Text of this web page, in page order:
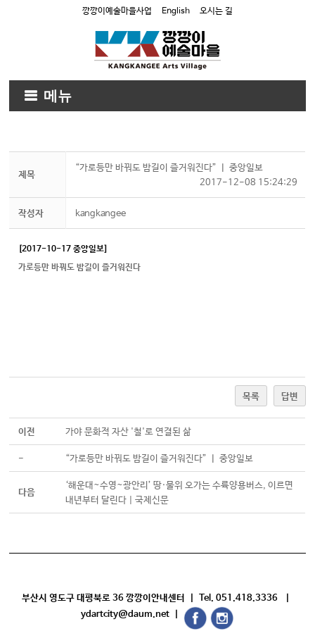
깡깡이예술마을사업 English 오시는 길
메뉴
제목
“가로등만 바꿔도 밤길이 즐거워진다” ㅣ 중앙일보
2017-12-08 15:24:29
작성자 kangkangee
[2017-10-17 중앙일보]
가로등만 바꿔도 밤길이 즐거워진다
목록 답변
이전 가야 문화적 자산 '철'로 연결된 삶
- “가로등만 바꿔도 밤길이 즐거워진다” ㅣ 중앙일보
다음
‘해운대~수영~광안리’ 땅·물위 오가는 수륙양용버스, 이르면
내년부터 달린다 | 국제신문
부산시 영도구 대평북로 36 깡깡이안내센터 | Tel. 051.418.3336 |
ydartcity@daum.net |